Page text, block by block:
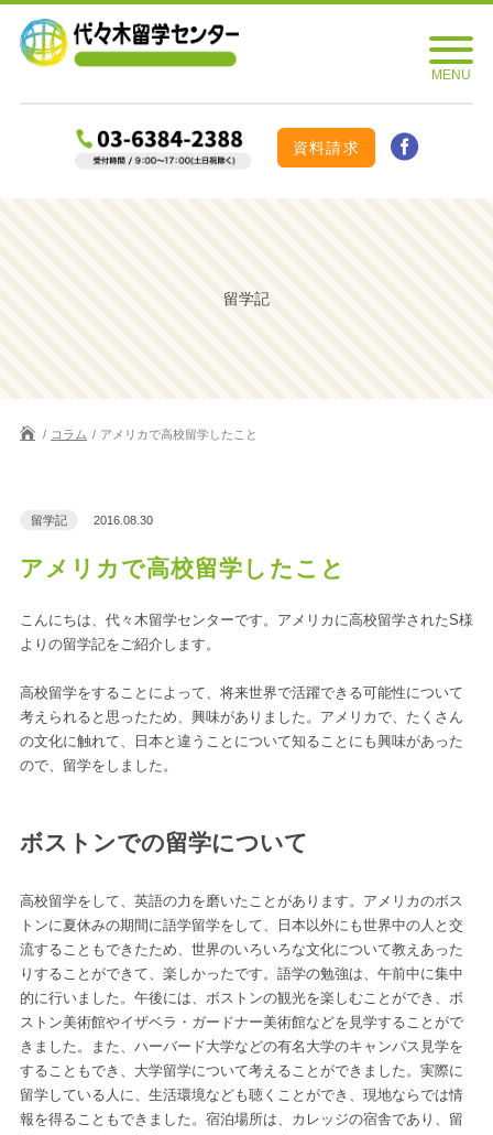
資料請求
留学記
コラム アメリカで高校留学したこと
留学記 2016.08.30
アメリカで高校留学したこと
こんにちは、代々木留学センターです。アメリカに高校留学されたS様
よりの留学記をご紹介します。
高校留学をすることによって、将来世界で活躍できる可能性について
考えられると思ったため、興味がありました。アメリカで、たくさん
の文化に触れて、日本と違うことについて知ることにも興味があった
ので、留学をしました。
ボストンでの留学について
高校留学をして、英語の力を磨いたことがあります。アメリカのボス
トンに夏休みの期間に語学留学をして、日本以外にも世界中の人と交
流することもできたため、世界のいろいろな文化について教えあった
りすることができて、楽しかったです。語学の勉強は、午前中に集中
的に行いました。午後には、ボストンの観光を楽しむことができ、ボ
ストン美術館やイザベラ・ガードナー美術館などを見学することがで
きました。また、ハーバード大学などの有名大学のキャンパス見学を
することもでき、大学留学について考えることができました。実際に
留学している人に、生活環境なども聴くことができ、現地ならでは情
報を得ることもできました。宿泊場所は、カレッジの宿舎であり、留